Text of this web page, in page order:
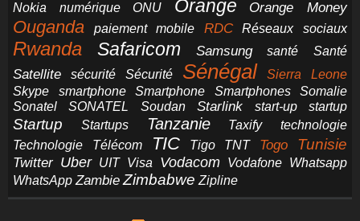
Nokia
numérique ONU Orange Orange Money
Ouganda paiement mobile RDC Réseaux sociaux
Rwanda Safaricom Samsung santé Santé
Satellite sécurité Sécurité Sénégal
Sierra Leone
Skype
smartphone Smartphone Smartphones
Somalie
Sonatel
SONATEL Soudan Starlink start-up startup
Startup Startups Tanzanie Taxify
technologie
Technologie
Télécom TIC Tigo TNT Togo Tunisie
Twitter Uber UIT Visa Vodacom Vodafone Whatsapp
WhatsApp Zambie Zimbabwe Zipline